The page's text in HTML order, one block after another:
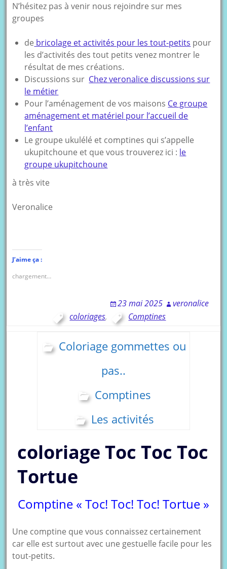
N’hésitez pas à venir nous rejoindre sur mes
groupes
de bricolage et activités pour les tout-petits pour
les d’activités des tout petits venez montrer le
résultat de mes créations.
Discussions sur Chez veronalice discussions sur
le métier
Pour l’aménagement de vos maisons Ce groupe
aménagement et matériel pour l’accueil de
l’enfant
Le groupe ukulélé et comptines qui s’appelle
ukupitchoune et que vous trouverez ici : le
groupe ukupitchoune
à très vite
Veronalice
J’aime ça :
chargement…
23 mai 2025
veronalice
coloriages, Comptines
Coloriage gommettes ou
pas..
Comptines
Les activités
coloriage Toc Toc Toc
Tortue
Comptine « Toc! Toc! Toc! Tortue »
Une comptine que vous connaissez certainement
car elle est surtout avec une gestuelle facile pour les
tout-petits.